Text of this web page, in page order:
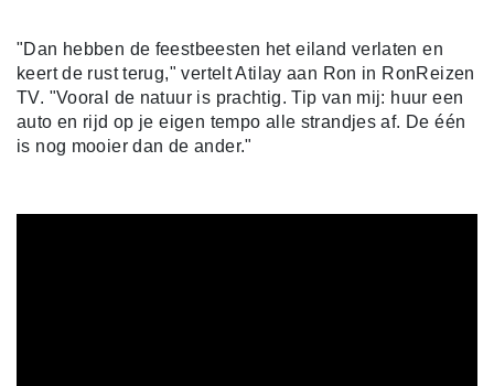
"Dan hebben de feestbeesten het eiland verlaten en
keert de rust terug," vertelt Atilay aan Ron in RonReizen
TV. "Vooral de natuur is prachtig. Tip van mij: huur een
auto en rijd op je eigen tempo alle strandjes af. De één
is nog mooier dan de ander."